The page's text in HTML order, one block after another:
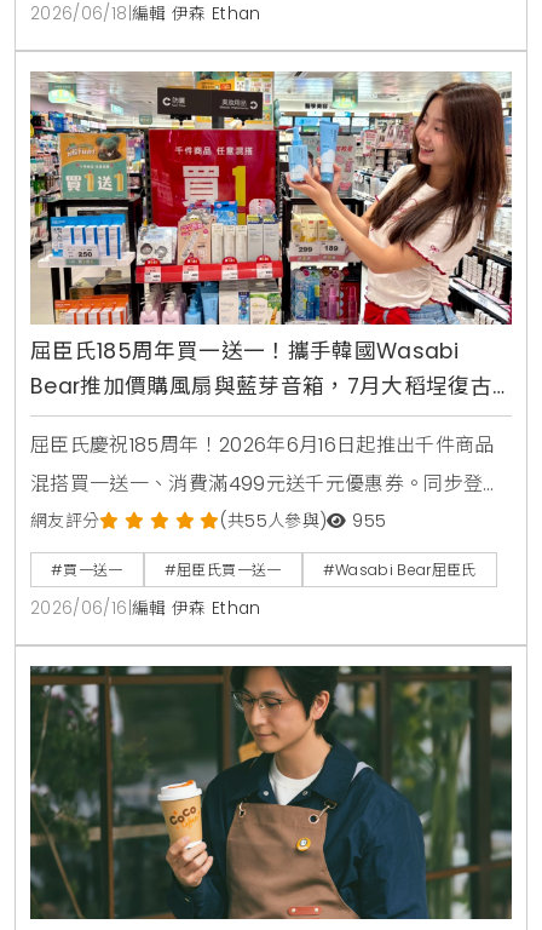
2026/06/18 編輯 伊森 Ethan
屈臣氏185周年買一送一！攜手韓國Wasabi
Bear推加價購風扇與藍芽音箱，7月大稻埕復古
快閃店盛大開幕
屈臣氏慶祝185周年！2026年6月16日起推出千件商品
混搭買一送一、消費滿499元送千元優惠券。同步登場
的還有韓國Wasabi Bear第二彈聯名加價購，包含小提
袋、製冷風扇與藍芽音箱，消費滿1850元再送獨家185
周年紀念熊。7月9日更將於台北大稻埕開設復古主題快
閃店，重現經典時代場景。
網友評分 (共55人參與) 955
#買一送一 #屈臣氏買一送一 #Wasabi Bear屈臣氏
2026/06/16 編輯 伊森 Ethan